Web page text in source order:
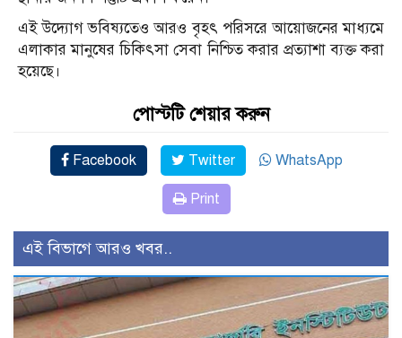
এই উদ্যোগ ভবিষ্যতেও আরও বৃহৎ পরিসরে আয়োজনের মাধ্যমে
এলাকার মানুষের চিকিৎসা সেবা নিশ্চিত করার প্রত্যাশা ব্যক্ত করা
হয়েছে।
পোস্টটি শেয়ার করুন
Facebook Twitter WhatsApp
Print
এই বিভাগে আরও খবর..